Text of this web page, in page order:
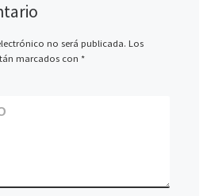
no será publicada. Los
marcados con *